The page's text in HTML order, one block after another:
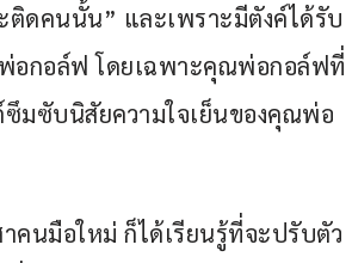
ติดคนนั้น” และเพราะมีตังค์ได้รับ
อกอล์ฟ โดยเฉพาะคุณพ่อกอล์ฟที่
ซึมซับนิสัยความใจเย็นของคุณพ่อ
นมือใหม่ ก็ได้เรียนรู้ที่จะปรับตัว